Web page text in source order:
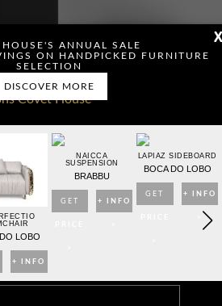
X
ANNUAL SALE
ON HANDPICKED FURNITURE
SELECTION
DISCOVER MORE
LOBO
+ INFO
>
NAICCA
SUSPENSION
BRABBU
GET + INFO
LAPIAZ SIDEBOARD
BOCA DO LOBO
GET + INFO
TO MANSIONS